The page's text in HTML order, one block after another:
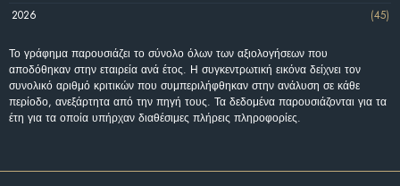
2026
(45)
Το γράφημα παρουσιάζει το σύνολο όλων των αξιολογήσεων που
αποδόθηκαν στην εταιρεία ανά έτος. Η συγκεντρωτική εικόνα δείχνει τον
συνολικό αριθμό κριτικών που συμπεριλήφθηκαν στην ανάλυση σε κάθε
περίοδο, ανεξάρτητα από την πηγή τους. Τα δεδομένα παρουσιάζονται για τα
έτη για τα οποία υπήρχαν διαθέσιμες πλήρεις πληροφορίες.